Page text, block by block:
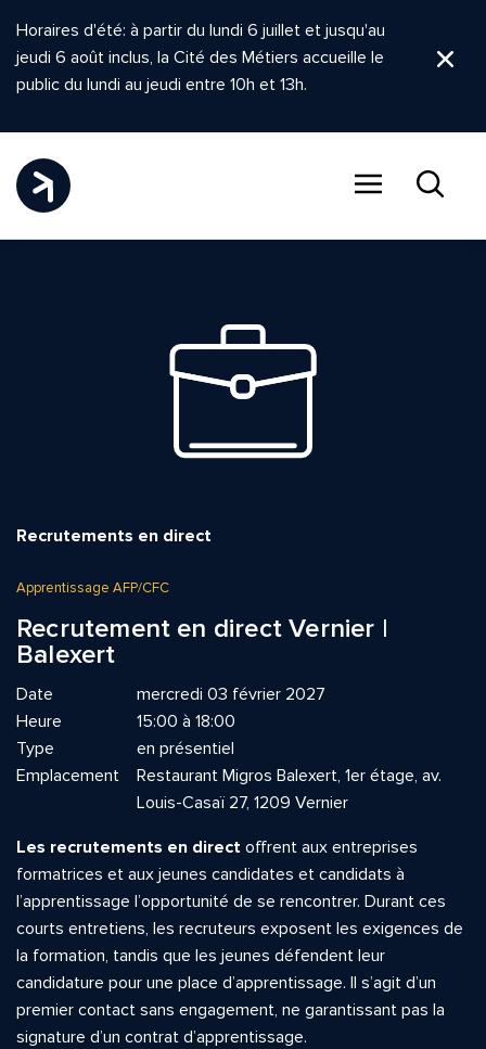
Horaires d'été: à partir du lundi 6 juillet et jusqu'au
jeudi 6 août inclus, la Cité des Métiers accueille le
public du lundi au jeudi entre 10h et 13h.
Recrutements en direct
Apprentissage AFP/CFC
Recrutement en direct Vernier |
Balexert
Date
mercredi 03 février 2027
Heure
15:00 à 18:00
Type
en présentiel
Emplacement
Restaurant Migros Balexert, 1er étage, av.
Louis-Casaï 27, 1209 Vernier
Les recrutements en direct offrent aux entreprises
formatrices et aux jeunes candidates et candidats à
l’apprentissage l’opportunité de se rencontrer. Durant ces
courts entretiens, les recruteurs exposent les exigences de
la formation, tandis que les jeunes défendent leur
candidature pour une place d’apprentissage. Il s’agit d’un
premier contact sans engagement, ne garantissant pas la
signature d’un contrat d’apprentissage.